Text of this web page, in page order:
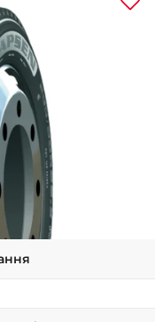
911-911-4
113-44-44
276-44-44
911-14-14
911-911-0
911-911-4
7-184-184